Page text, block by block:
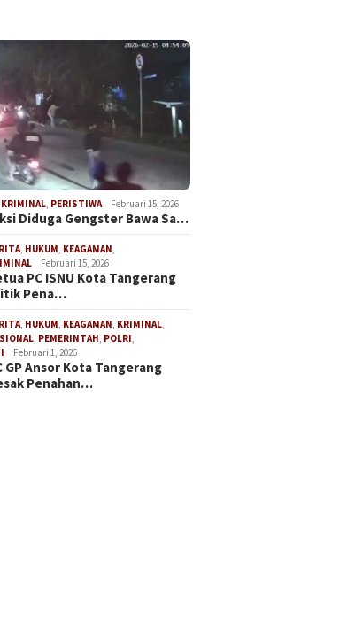
KRIMINAL PERISTIWA Februari 15, 2026
Diduga Gengster Bawa Sa…
HUKUM KEAGAMAN
Februari 15, 2026
PC ISNU Kota Tangerang
Pena…
HUKUM KEAGAMAN KRIMINAL
PEMERINTAH POLRI
Februari 1, 2026
GP Ansor Kota Tangerang
Penahan…